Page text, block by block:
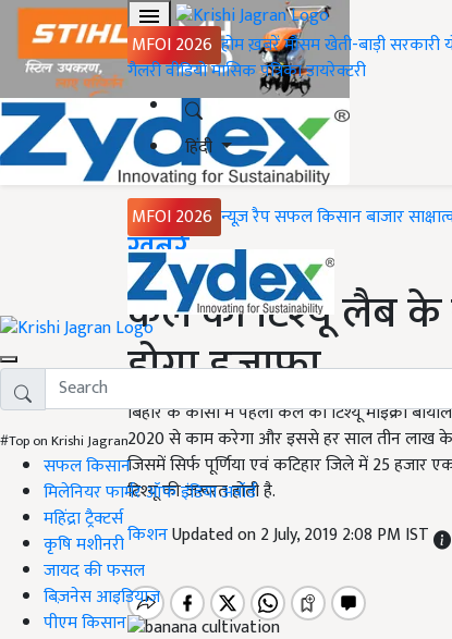
MFOI 2026 होमख़बरेंमौसमखेती-बाड़ीसरकारी
गैलरीवीडियोमासिक पत्रिकाडायरेक्टरी
हिंदी
MFOI 2026 न्यूज़ रैपसफल किसानबाजार
#Top on Krishi Jagran
सफल किसान
मिलेनियर फार्मर ऑफ इंडिया अवॉर्ड
महिंद्रा ट्रैक्टर्स
कृषि मशीनरी
जायद की फसल
बिज़नेस आइडियाज
पीएम किसान
Home
ख़बरें
केले की टिश्यू लैब के
होगा इज़ाफा
बिहार के कोसी में पहला केले का टिश्यू माइक्रो
2020 से काम करेगा और इससे हर साल तीन लाख
जिसमें सिर्फ पूर्णिया एवं कटिहार जिले में 25
टिश्यू की जरूरत होती है.
किशनUpdated on 2 July, 2019 2:08 PM IST